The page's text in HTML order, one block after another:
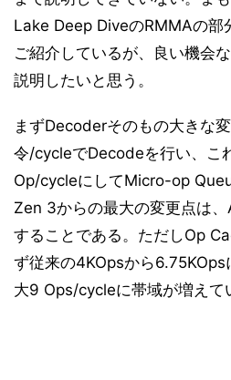
Lake Deep DiveのRMMAの部
ご紹介しているが、良い機会
説明したいと思う。
まずDecoderそのもの大きな
令/cycleでDecodeを行い、こ
Op/cycleにしてMicro-op
Zen 3からの最大の変更点は、
することである。ただしOp
ず従来の4KOpsから6.75KOps
大9 Ops/cycleに帯域が増えて